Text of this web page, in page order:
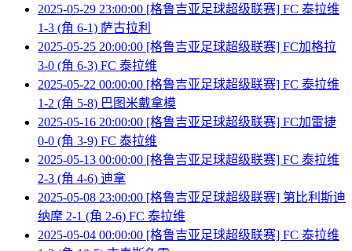
2025-05-29 23:00:00 [格鲁吉亚足球超级联赛] FC 泰拉维
1-3 (角 6-1) 萨古拉利
2025-05-25 20:00:00 [格鲁吉亚足球超级联赛] FC加格拉
3-0 (角 6-3) FC 泰拉维
2025-05-22 00:00:00 [格鲁吉亚足球超级联赛] FC 泰拉维
1-2 (角 5-8) 巴图米戴拿模
2025-05-16 20:00:00 [格鲁吉亚足球超级联赛] FC加雷捷
0-0 (角 3-9) FC 泰拉维
2025-05-13 00:00:00 [格鲁吉亚足球超级联赛] FC 泰拉维
2-3 (角 4-6) 迪拿
2025-05-08 23:00:00 [格鲁吉亚足球超级联赛] 第比利斯迪
纳摩 2-1 (角 2-6) FC 泰拉维
2025-05-04 00:00:00 [格鲁吉亚足球超级联赛] FC 泰拉维